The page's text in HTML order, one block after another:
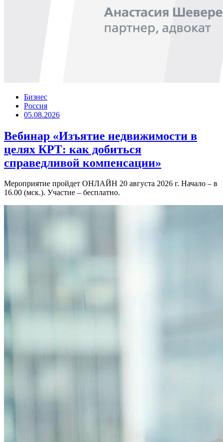
Бизнес
Россия
05.08.2026
Вебинар «Изъятие недвижимости в
целях КРТ: как добиться
справедливой компенсации»
Мероприятие пройдет ОНЛАЙН 20 августа 2026 г. Начало – в
16.00 (мск.). Участие – бесплатно.